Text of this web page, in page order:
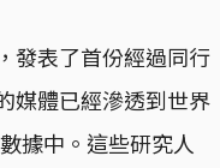
，發表了首份經過同行
媒體已經滲透到世界
據中。這些研究人